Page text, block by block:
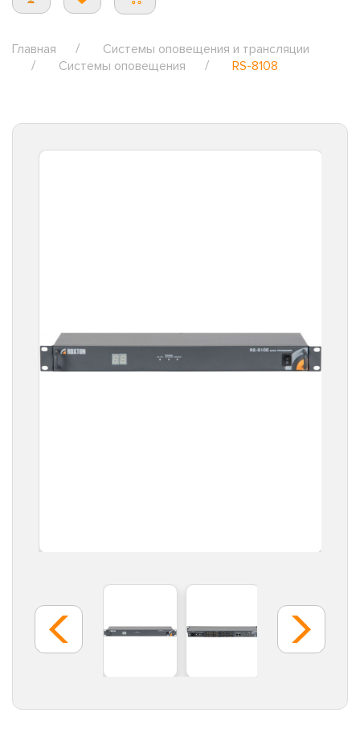
Главная
Системы оповещения и трансляции
Системы оповещения
RS-8108